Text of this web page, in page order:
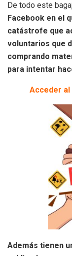
De todo este
Facebook en el
catástrofe que
voluntarios que
comprando
para intentar
Acceder al
Además tienen